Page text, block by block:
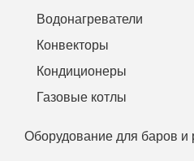
Водонагреватели
Конвекторы
Кондиционеры
Газовые котлы
Оборудование для баров и